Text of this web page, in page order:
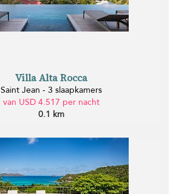
Villa Alta Rocca
Saint Jean - 3 slaapkamers
van USD 4.517 per nacht
0.1 km